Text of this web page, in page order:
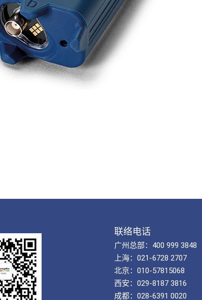
联络电话
广州总部：400 999 3848
上海：021-6728 2707
北京：010-57815068
西安：029-8187 3816
成都：028-6391 0020